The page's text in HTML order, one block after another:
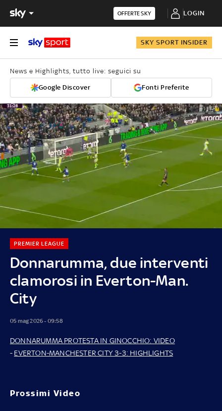
OFFERTE SKY LOGIN
SKY SPORT INSIDER
News e Highlights, tutto live: seguici su
Google Discover Fonti Preferite
Donnarumma, due interventi
clamorosi in Everton-Man.
City
PREMIER LEAGUE
05 mag 2026 - 09:58
DONNARUMMA PROTESTA IN GINOCCHIO: VIDEO
- EVERTON-MANCHESTER CITY 3-3: HIGHLIGHTS
Prossimi Video